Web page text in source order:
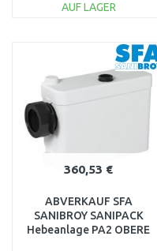
AUF LAGER
WARENKORB
Vergleichen
360,53 €
ABVERKAUF SFA
SANIBROY SANIPACK
Hebeanlage PA2 OBERE